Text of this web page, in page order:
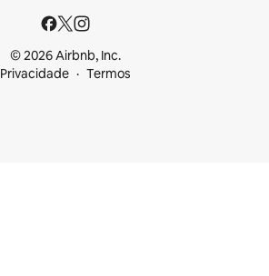
© 2026 Airbnb, Inc.
Privacidade
Termos